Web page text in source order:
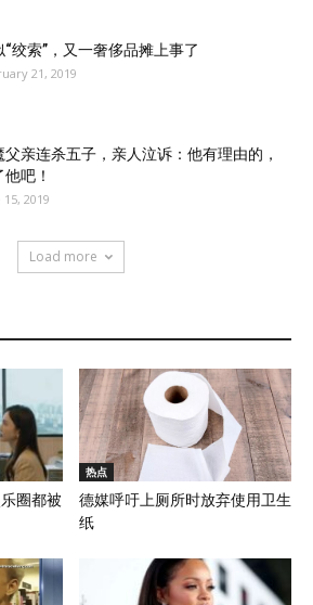
“绞索”，又一奢侈品摊上事了
21, 2019
父亲连杀五子，亲人泣诉：他有理由的，
吧！
15, 2019
Load more
圈都被
热点
德媒呼吁上厕所时放弃使用卫生
纸